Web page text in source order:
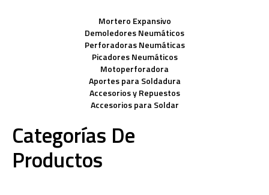
Mortero Expansivo
Demoledores Neumáticos
Perforadoras Neumáticas
Picadores Neumáticos
Motoperforadora
Aportes para Soldadura
Accesorios y Repuestos
Accesorios para Soldar
Categorías De
Productos